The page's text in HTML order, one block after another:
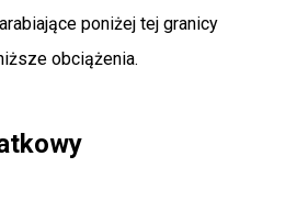
poniżej tej granicy
obciążenia.